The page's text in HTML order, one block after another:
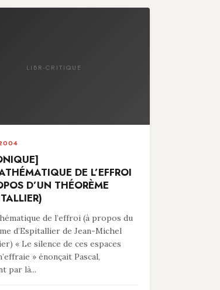
LIBR-CRITIQUE
DE L’EFFROI
D’UN THÉORÈME
de l’effroi (à propos du
d’Espitallier de Jean-Michel
« Le silence de ces espaces
» énonçait Pascal,
par là...